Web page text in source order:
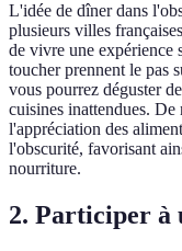
L'idée de dîner dans
plusieurs villes
de vivre une expérience
toucher prennent le pas
vous pourrez déguster
cuisines inattendues. De
l'appréciation des
l'obscurité, favorisant
nourriture.
2. Participer à